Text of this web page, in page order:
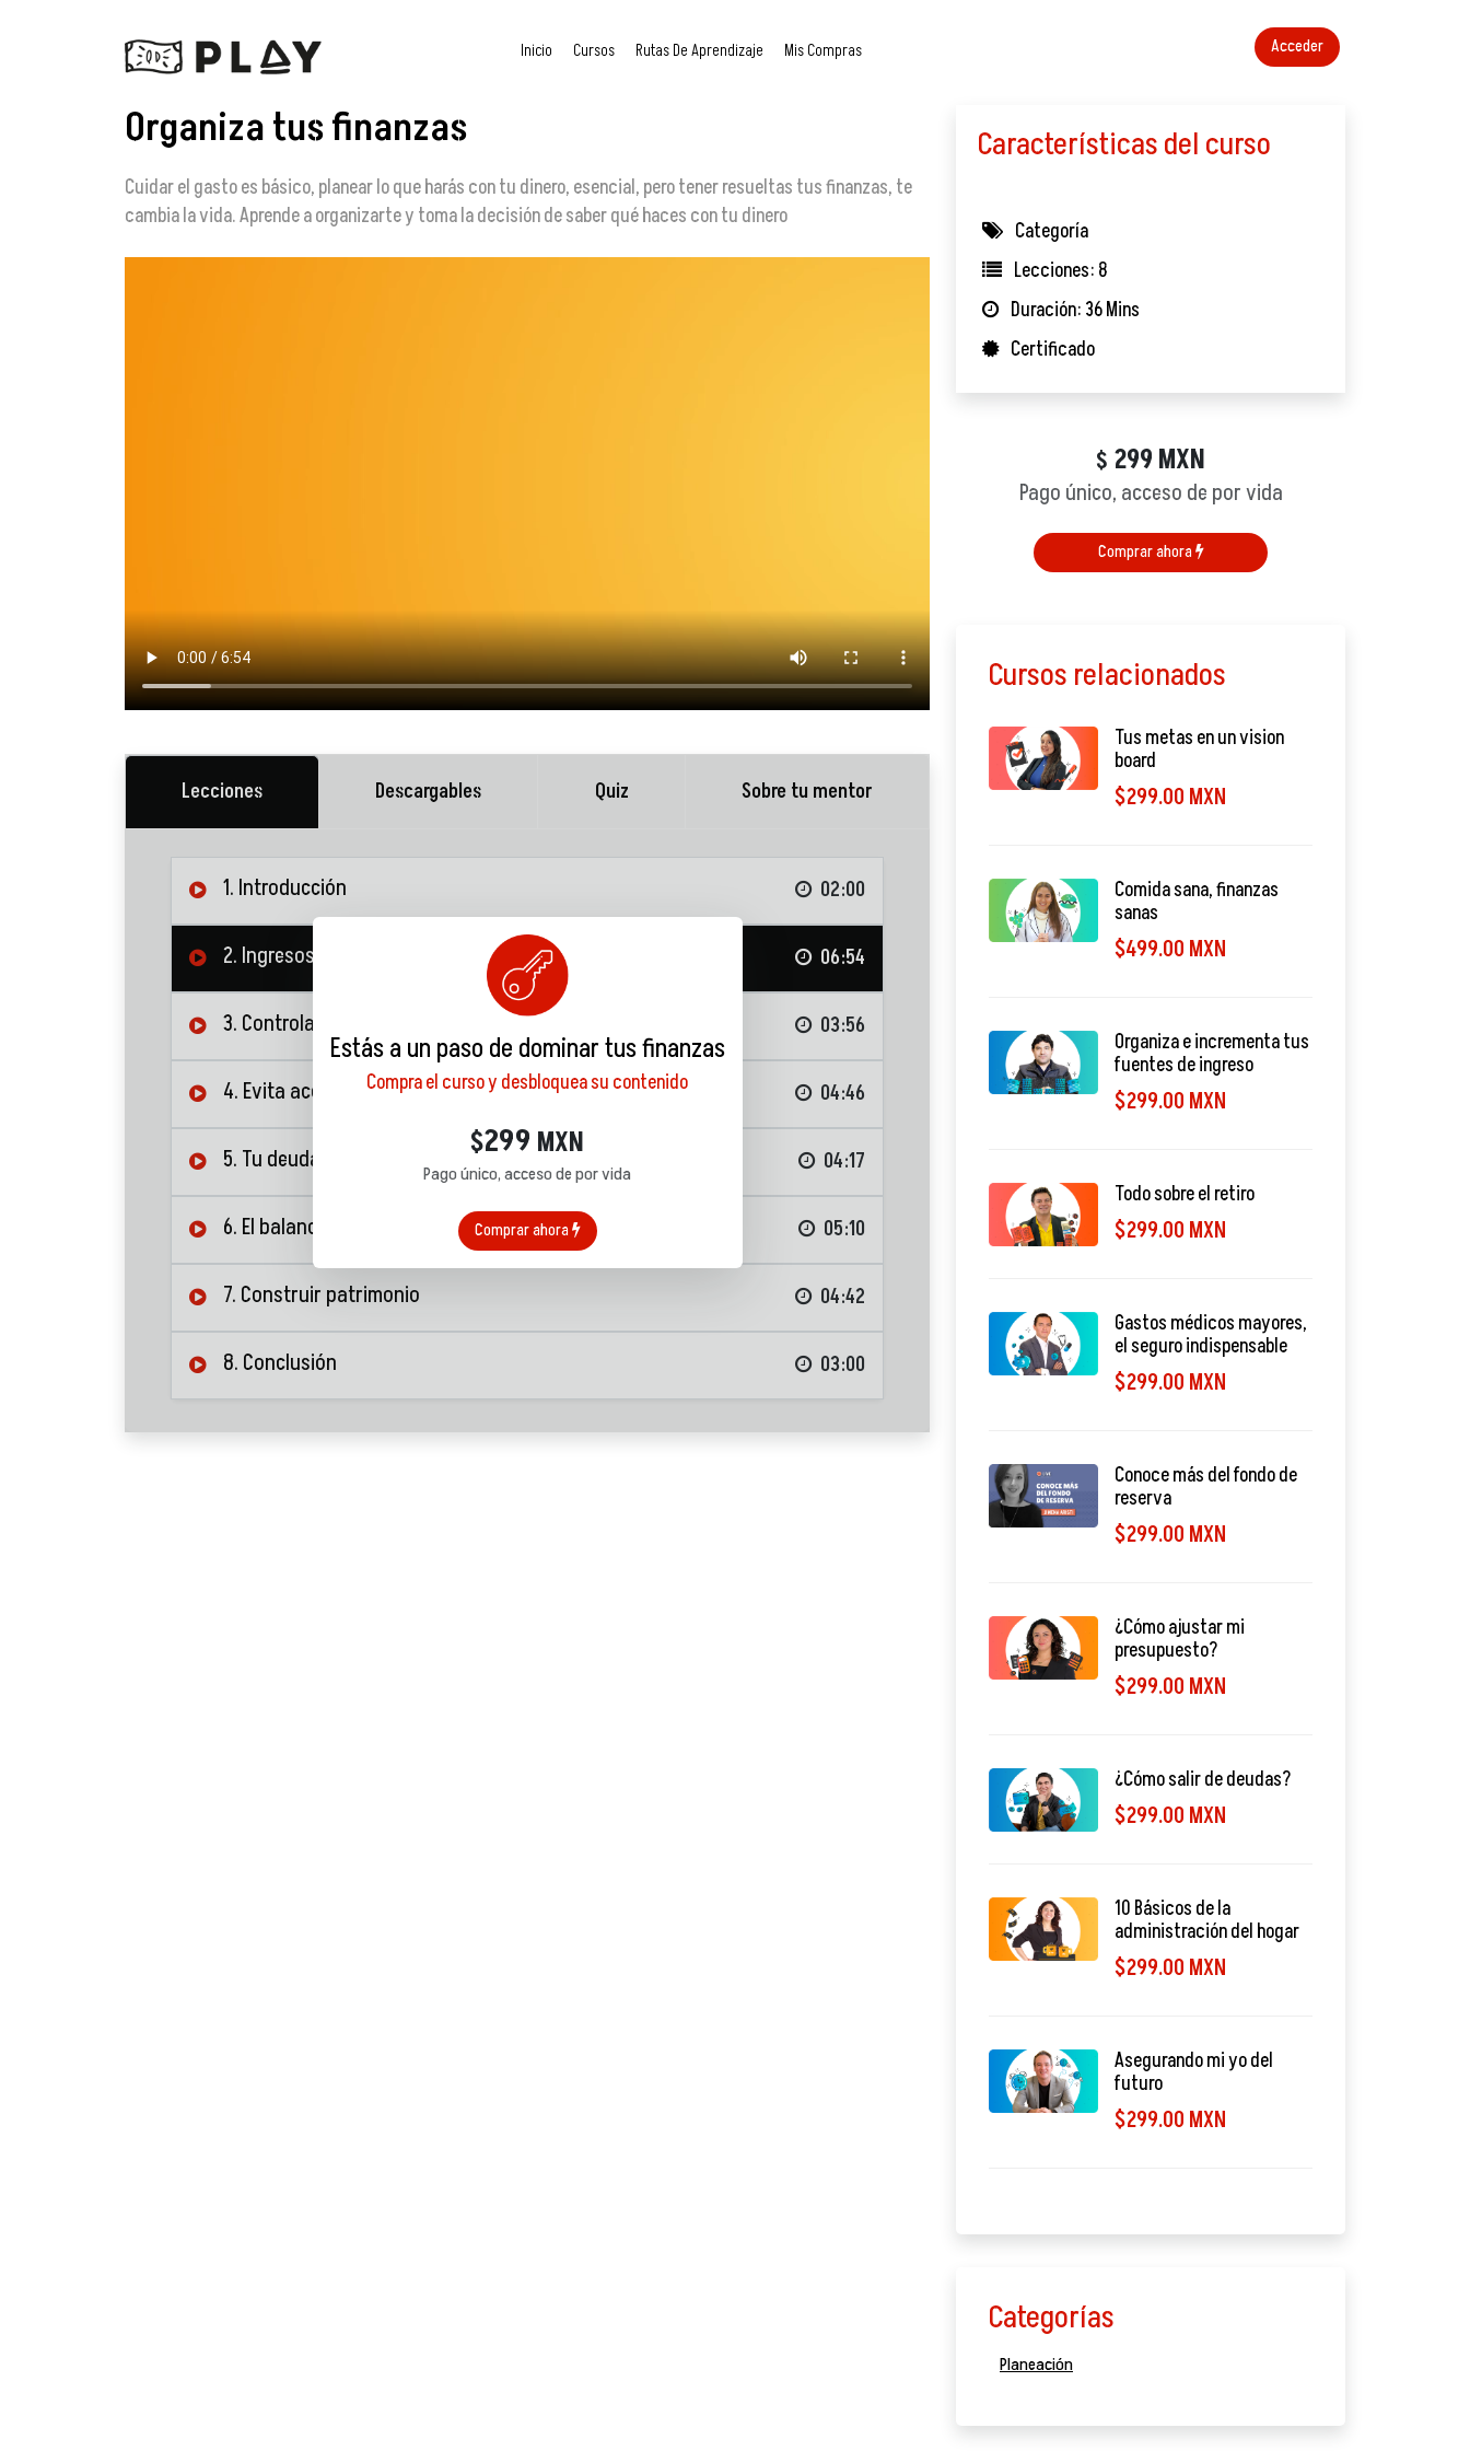
Inicio Cursos Rutas De Aprendizaje Mis Compras Acceder
Organiza tus finanzas
Cuidar el gasto es básico, planear lo que harás con tu dinero, esencial, pero tener resueltas tus finanzas, te
cambia la vida. Aprende a organizarte y toma la decisión de saber qué haces con tu dinero
Lecciones Descargables Quiz Sobre tu mentor
1. Introducción 02:00
2. Ingresos y gastos 06:54
3. Controla tus impulsos 03:56
4. Evita acostumbrarte a lo bueno 04:46
5. Tu deuda bajo control 04:17
6. El balance de vida y finanzas 05:10
7. Construir patrimonio 04:42
8. Conclusión 03:00
Estás a un paso de dominar tus finanzas
Compra el curso y desbloquea su contenido
$299 MXN
Pago único, acceso de por vida
Comprar ahora
Características del curso
Categoría
Lecciones: 8
Duración: 36 Mins
Certificado
$ 299 MXN
Pago único, acceso de por vida
Comprar ahora
Cursos relacionados
Tus metas en un vision
board
$299.00 MXN
Comida sana, finanzas
sanas
$499.00 MXN
Organiza e incrementa tus
fuentes de ingreso
$299.00 MXN
Todo sobre el retiro
$299.00 MXN
Gastos médicos mayores,
el seguro indispensable
$299.00 MXN
Conoce más del fondo de
reserva
$299.00 MXN
¿Cómo ajustar mi
presupuesto?
$299.00 MXN
¿Cómo salir de deudas?
$299.00 MXN
10 Básicos de la
administración del hogar
$299.00 MXN
Asegurando mi yo del
futuro
$299.00 MXN
Categorías
Planeación